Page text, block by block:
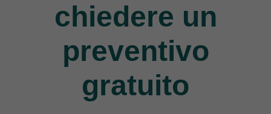
chiedere un
preventivo
gratuito